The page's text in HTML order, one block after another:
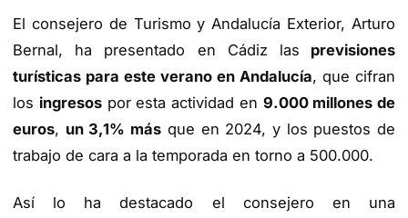
El consejero de Turismo y Andalucía Exterior, Arturo
Bernal, ha presentado en Cádiz las previsiones
turísticas para este verano en Andalucía, que cifran
los ingresospor esta actividad en 9.000 millones de
euros, un 3,1% más que en 2024, y los puestos de
trabajo de cara a la temporada en torno a 500.000.
Así lo ha destacado el consejero en una